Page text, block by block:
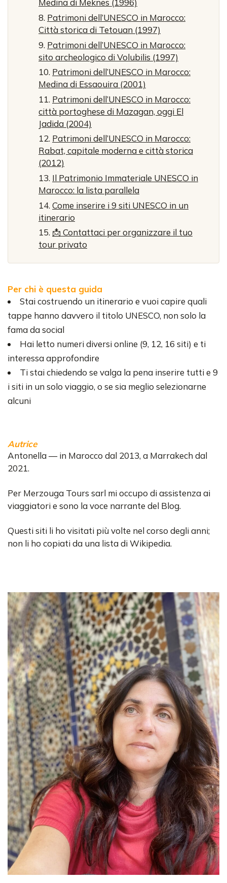
Medina di Meknes (1996)
Patrimoni dell’UNESCO in Marocco:
Città storica di Tetouan (1997)
Patrimoni dell’UNESCO in Marocco:
sito archeologico di Volubilis (1997)
Patrimoni dell’UNESCO in Marocco:
Medina di Essaouira (2001)
Patrimoni dell’UNESCO in Marocco:
città portoghese di Mazagan, oggi El
Jadida (2004)
Patrimoni dell’UNESCO in Marocco:
Rabat, capitale moderna e città storica
(2012)
Il Patrimonio Immateriale UNESCO in
Marocco: la lista parallela
Come inserire i 9 siti UNESCO in un
itinerario
📩 Contattaci per organizzare il tuo
tour privato
Per chi è questa guida
Stai costruendo un itinerario e vuoi capire quali
tappe hanno davvero il titolo UNESCO, non solo la
fama da social
Hai letto numeri diversi online (9, 12, 16 siti) e ti
interessa approfondire
Ti stai chiedendo se valga la pena inserire tutti e 9
i siti in un solo viaggio, o se sia meglio selezionarne
alcuni
Autrice
Antonella — in Marocco dal 2013, a Marrakech dal
2021.
Per Merzouga Tours sarl mi occupo di assistenza ai
viaggiatori e sono la voce narrante del Blog.
Questi siti li ho visitati più volte nel corso degli anni;
non li ho copiati da una lista di Wikipedia.